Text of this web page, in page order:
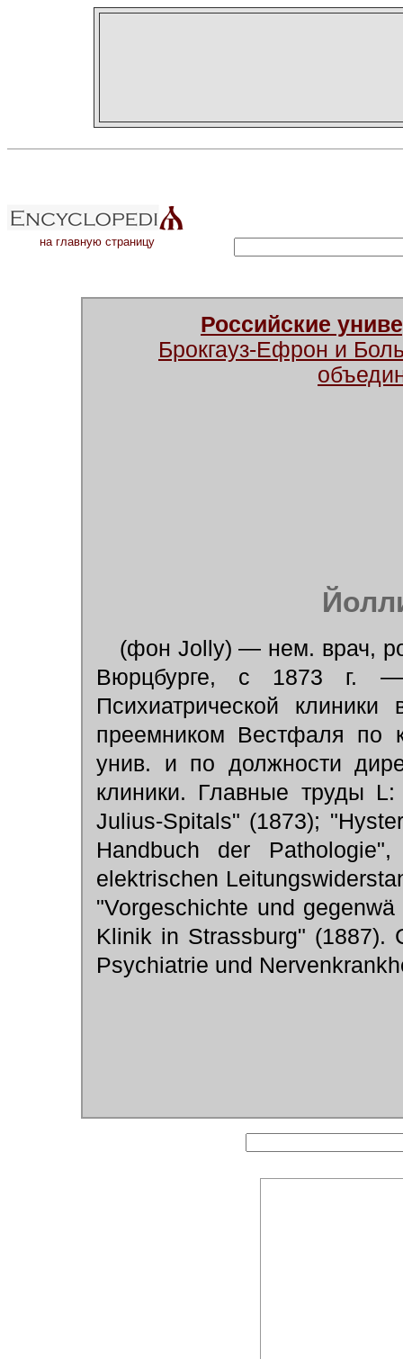
на главную страницу
Российские
Брокгауз-Ефрон и
(фон Jolly) — нем. врач,
Вюрцбурге, с 1873 г. —
Психиатрической
преемником Вестфаля по
унив. и по должности
клиники. Главные труды
Julius-Spitals" (1873);
Handbuch der
elektrischen
"Vorgeschichte und
Klinik in Strassburg" (1887).
Psychiatrie und